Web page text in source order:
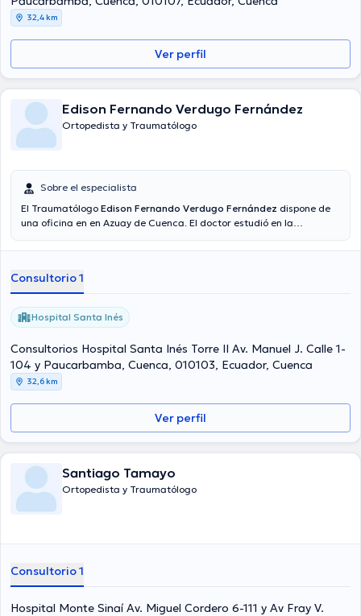
32,4 km
Ver perfil
Edison Fernando Verdugo Fernández
Ortopedista y Traumatólogo
Sobre el especialista
El Traumatólogo Edison Fernando Verdugo Fernández dispone de
una oficina en en Azuay de Cuenca. El doctor estudió en la
de experiencia en su área de especialidad. El doctor tiene
Además, él se ha destacados como miembro de diversas
asociaciones médicas. Edison Fernando Verdugo Fernández ha
cooperado en cuantiosas conferencias con la finalidad de tener
una formación continua en su temática de especialización y ha
Consultorio 1
Hospital Santa Inés
Consultorios Hospital Santa Inés Torre II Av. Manuel J. Calle 1-
104 y Paucarbamba, Cuenca, 010103, Ecuador, Cuenca
32,6 km
Ver perfil
Santiago Tamayo
Ortopedista y Traumatólogo
Consultorio 1
Hospital Monte Sinaí Av. Miguel Cordero 6-111 y Av Fray V.